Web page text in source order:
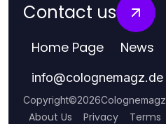
Contact us
Home Page News
info@colognemagz.de
Copyright©2026Colognemagz
About Us Privacy Terms